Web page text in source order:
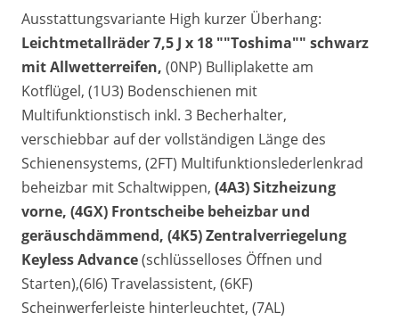
Ausstattungsvariante High kurzer Überhang:
Leichtmetallräder 7,5 J x 18 ""Toshima"" schwarz
mit Allwetterreifen, (0NP) Bulliplakette am
Kotflügel, (1U3) Bodenschienen mit
Multifunktionstisch inkl. 3 Becherhalter,
verschiebbar auf der vollständigen Länge des
Schienensystems, (2FT) Multifunktionslederlenkrad
beheizbar mit Schaltwippen, (4A3) Sitzheizung
vorne, (4GX) Frontscheibe beheizbar und
geräuschdämmend, (4K5) Zentralverriegelung
Keyless Advance(schlüsselloses Öffnen und
Starten),(6I6) Travelassistent, (6KF)
Scheinwerferleiste hinterleuchtet, (7AL)